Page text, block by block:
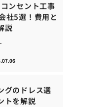
ンセント工事
社5選！費用と
説
グのドレス選
トを解説